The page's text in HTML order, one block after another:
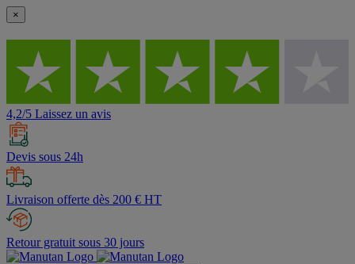
×
4,2/5 Laissez un avis
Devis sous 24h
Livraison offerte dès 200 € HT
Retour gratuit sous 30 jours